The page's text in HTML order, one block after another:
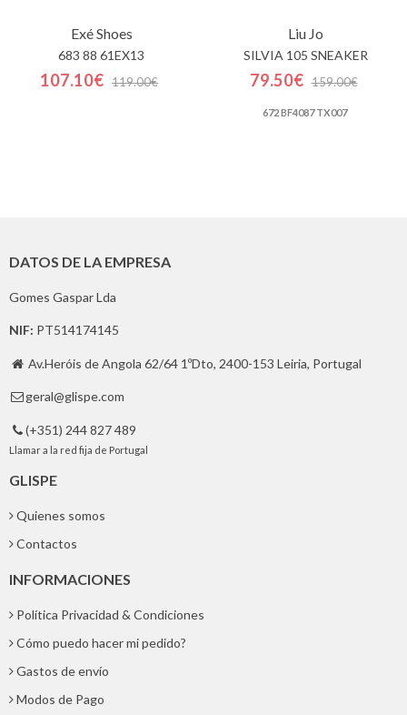
Exé Shoes
683 88 61EX13
107.10€ 119.00€
Liu Jo
SILVIA 105 SNEAKER
79.50€ 159.00€
672 BF4087 TX007
DATOS DE LA EMPRESA
Gomes Gaspar Lda
NIF: PT514174145
 Av.Heróis de Angola 62/64 1ºDto, 2400-153 Leiria, Portugal
 geral@glispe.com
 (+351) 244 827 489
Llamar a la red fija de Portugal
GLISPE
Quienes somos
Contactos
INFORMACIONES
Política Privacidad & Condiciones
Cómo puedo hacer mi pedido?
Gastos de envío
Modos de Pago